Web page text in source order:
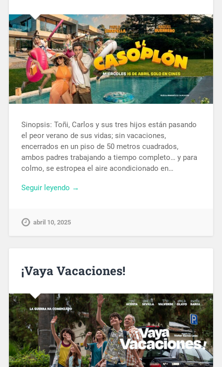
Sinopsis: Toñi, Carlos y sus tres hijos están pasando
el peor verano de sus vidas; sin vacaciones,
encerrados en un piso de 50 metros cuadrados,
ambos padres trabajando a tiempo completo… y para
colmo, se estropea el aire acondicionado en…
Seguir leyendo →
abril 10, 2025
¡Vaya Vacaciones!